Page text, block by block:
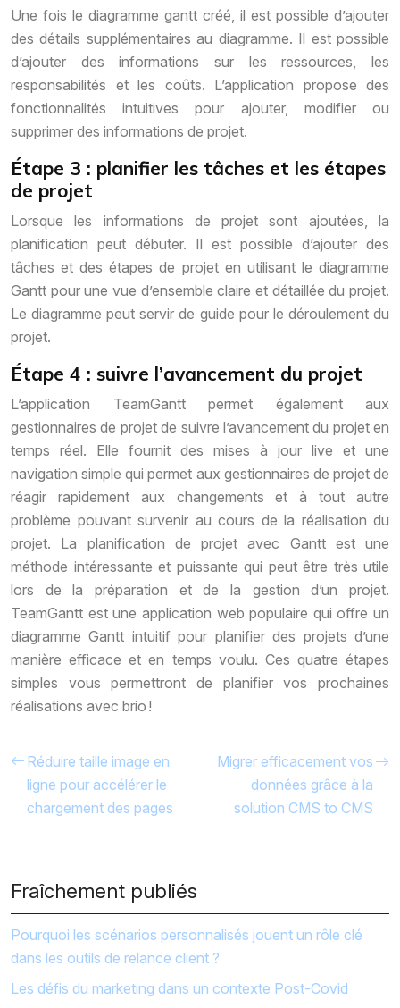
Une fois le diagramme gantt créé, il est possible d’ajouter
des détails supplémentaires au diagramme. Il est possible
d’ajouter des informations sur les ressources, les
responsabilités et les coûts. L’application propose des
fonctionnalités intuitives pour ajouter, modifier ou
supprimer des informations de projet.
Étape 3 : planifier les tâches et les étapes
de projet
Lorsque les informations de projet sont ajoutées, la
planification peut débuter. Il est possible d’ajouter des
tâches et des étapes de projet en utilisant le diagramme
Gantt pour une vue d’ensemble claire et détaillée du projet.
Le diagramme peut servir de guide pour le déroulement du
projet.
Étape 4 : suivre l’avancement du projet
L’application TeamGantt permet également aux
gestionnaires de projet de suivre l’avancement du projet en
temps réel. Elle fournit des mises à jour live et une
navigation simple qui permet aux gestionnaires de projet de
réagir rapidement aux changements et à tout autre
problème pouvant survenir au cours de la réalisation du
projet. La planification de projet avec Gantt est une
méthode intéressante et puissante qui peut être très utile
lors de la préparation et de la gestion d’un projet.
TeamGantt est une application web populaire qui offre un
diagramme Gantt intuitif pour planifier des projets d’une
manière efficace et en temps voulu. Ces quatre étapes
simples vous permettront de planifier vos prochaines
réalisations avec brio !
Réduire taille image en
ligne pour accélérer le
chargement des pages
Migrer efficacement vos
données grâce à la
solution CMS to CMS
Fraîchement publiés
Pourquoi les scénarios personnalisés jouent un rôle clé
dans les outils de relance client ?
Les défis du marketing dans un contexte Post-Covid